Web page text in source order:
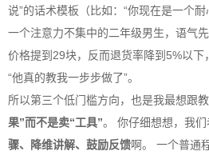
说”的话术模板（比如：“你现在是一个
一个注意力不集中的二年级男生，语气先
价格提到29块，反而退货率降到5%以
“他真的教我一步步做了”。
所以第三个低门槛方向，也是我最想跟教
果”而不是卖“工具”。 你仔细想想，我
骤、降维讲解、鼓励反馈啊。 一个普通